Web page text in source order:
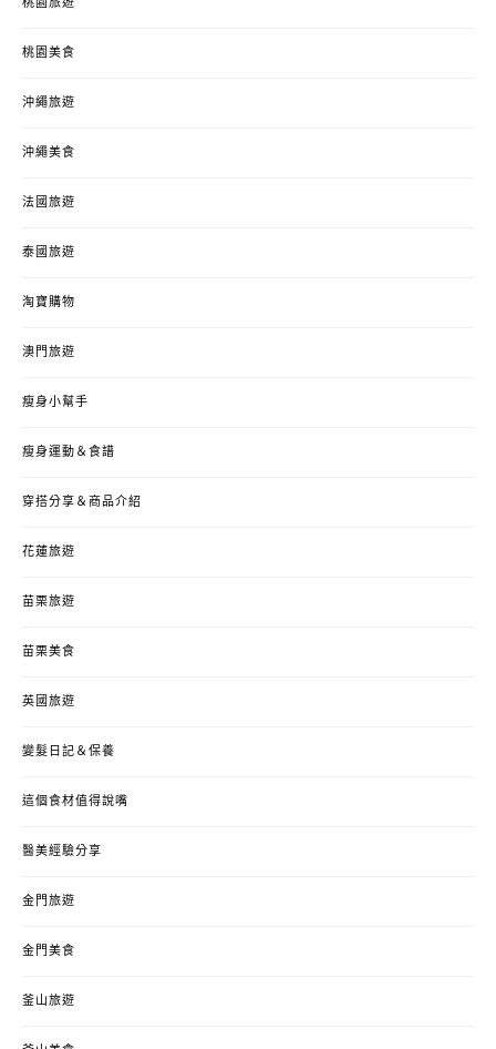
桃園旅遊
桃園美食
沖繩旅遊
沖繩美食
法國旅遊
泰國旅遊
淘寶購物
澳門旅遊
瘦身小幫手
瘦身運動＆食譜
穿搭分享＆商品介紹
花蓮旅遊
苗栗旅遊
苗栗美食
英國旅遊
變髮日記＆保養
這個食材值得說嘴
醫美經驗分享
金門旅遊
金門美食
釜山旅遊